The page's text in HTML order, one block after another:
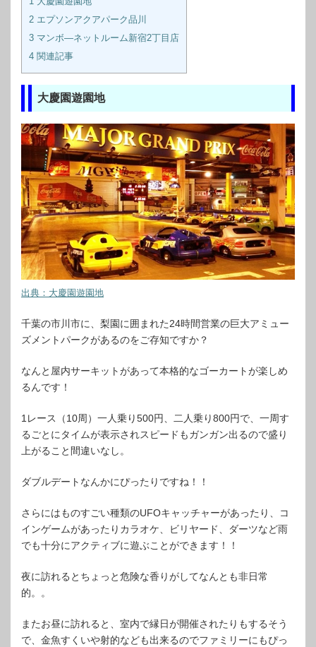
2 エプソンアクアパーク品川
3 マンボ―ネットルーム新宿2丁目店
4 関連記事
大慶園遊園地
出典：大慶園遊園地
千葉の市川市に、梨園に囲まれた24時間営業の巨大アミュー
ズメントパークがあるのをご存知ですか？
なんと屋内サーキットがあって本格的なゴーカートが楽しめ
るんです！
1レース（10周）一人乗り500円、二人乗り800円で、一周す
るごとにタイムが表示されスピードもガンガン出るので盛り
上がること間違いなし。
ダブルデートなんかにぴったりですね！！
さらにはものすごい種類のUFOキャッチャーがあったり、コ
インゲームがあったりカラオケ、ビリヤード、ダーツなど雨
でも十分にアクティブに遊ぶことができます！！
夜に訪れるとちょっと危険な香りがしてなんとも非日常
的。。
またお昼に訪れると、室内で縁日が開催されたりもするそう
で、金魚すくいや射的なども出来るのでファミリーにもぴっ